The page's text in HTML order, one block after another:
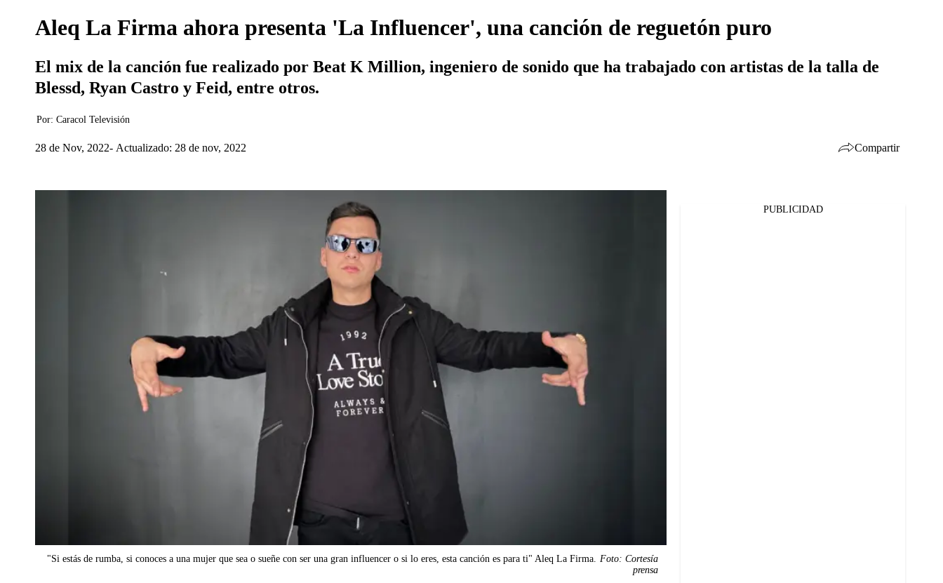
Aleq La Firma ahora presenta 'La Influencer', una canción de reguetón puro
El mix de la canción fue realizado por Beat K Million, ingeniero de sonido que ha trabajado con artistas de la talla de
Blessd, Ryan Castro y Feid, entre otros.
Por: Caracol Televisión
28 de Nov, 2022 Actualizado: 28 de nov, 2022 Compartir
"Si estás de rumba, si conoces a una mujer que sea o sueñe con ser una gran influencer o si lo eres, esta canción es para ti" Aleq La Firma. Foto: Cortesía
prensa
PUBLICIDAD